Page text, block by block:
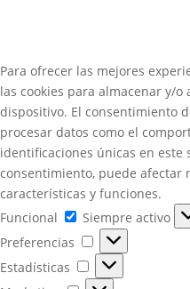
Para ofrecer las mejores
las cookies para almacenar y/
dispositivo. El consentimiento
procesar datos como el
identificaciones únicas en
consentimiento, puede afectar
características y funciones.
Funcional
Funcional
Siempre activo
Preferencias
Preferencias
Estadísticas
Estadísticas